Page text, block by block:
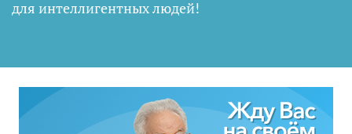
для интеллигентных людей!